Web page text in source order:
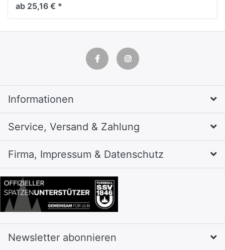
ab 25,16 € *
Informationen
Service, Versand & Zahlung
Firma, Impressum & Datenschutz
Newsletter abonnieren